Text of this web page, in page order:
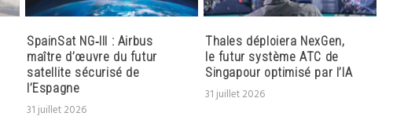
SpainSat NG‑III : Airbus
maître d’œuvre du futur
satellite sécurisé de
l’Espagne
31 juillet 2026
Thales déploiera NexGen,
le futur système ATC de
Singapour optimisé par l’IA
31 juillet 2026